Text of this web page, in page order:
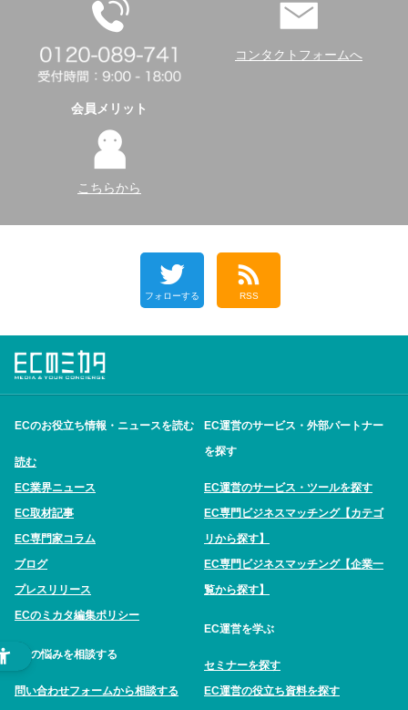
コンタクトフォームへ
会員メリット
こちらから
フォローする RSS
ECのお役立ち情報・ニュースを読む
読む
EC業界ニュース
EC取材記事
EC専門家コラム
ブログ
プレスリリース
ECのミカタ編集ポリシー
ECの悩みを相談する
問い合わせフォームから相談する
EC運営のサービス・外部パートナー
を探す
EC運営のサービス・ツールを探す
EC専門ビジネスマッチング【カテゴ
リから探す】
EC専門ビジネスマッチング【企業一
覧から探す】
EC運営を学ぶ
セミナーを探す
EC運営の役立ち資料を探す